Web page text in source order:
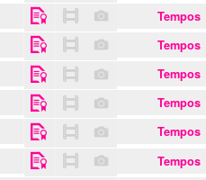
Tempos
Tempos
Tempos
Tempos
Tempos
Tempos